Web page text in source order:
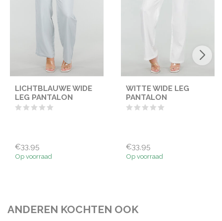
LICHTBLAUWE WIDE
LEG PANTALON
€33,95
Op voorraad
WITTE WIDE LEG
PANTALON
€33,95
Op voorraad
ANDEREN KOCHTEN OOK